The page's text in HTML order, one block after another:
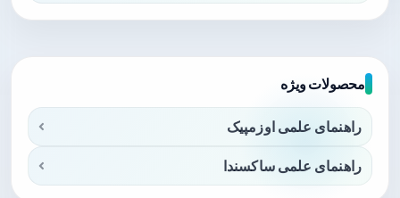
محصولات ویژه
راهنمای علمی اوزمپیک
راهنمای علمی ساکسندا